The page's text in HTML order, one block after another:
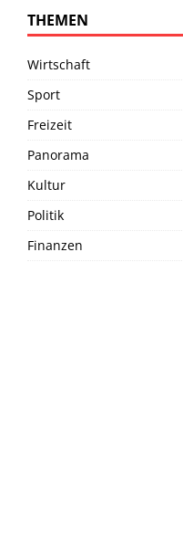
THEMEN
Wirtschaft
Sport
Freizeit
Panorama
Kultur
Politik
Finanzen